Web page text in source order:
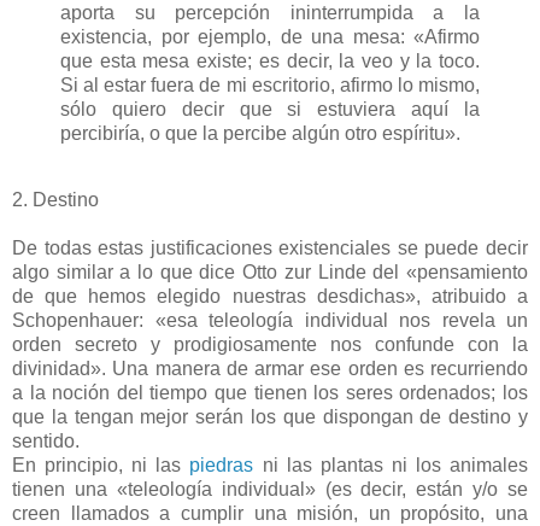
aporta su percepción ininterrumpida a la
existencia, por ejemplo, de una mesa: «Afirmo
que esta mesa existe; es decir, la veo y la toco.
Si al estar fuera de mi escritorio, afirmo lo mismo,
sólo quiero decir que si estuviera aquí la
percibiría, o que la percibe algún otro espíritu».
2. Destino
De todas estas justificaciones existenciales se puede decir
algo similar a lo que dice Otto zur Linde del «pensamiento
de que hemos elegido nuestras desdichas», atribuido a
Schopenhauer: «esa teleología individual nos revela un
orden secreto y prodigiosamente nos confunde con la
divinidad». Una manera de armar ese orden es recurriendo
a la noción del tiempo que tienen los seres ordenados; los
que la tengan mejor serán los que dispongan de destino y
sentido.
En principio, ni las piedras ni las plantas ni los animales
tienen una «teleología individual» (es decir, están y/o se
creen llamados a cumplir una misión, un propósito, una